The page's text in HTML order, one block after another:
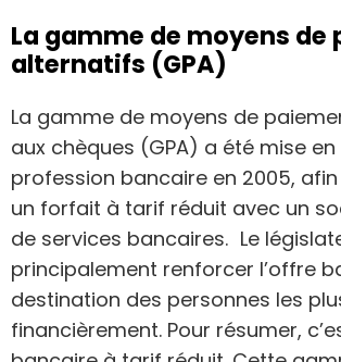
La gamme de moyens de
alternatifs (GPA)
La gamme de moyens de
aux chèques (GPA) a été mise
profession bancaire en 2005,
un forfait à tarif réduit avec un
de services bancaires. Le
principalement renforcer l’offre
destination des personnes les
financièrement. Pour résumer,